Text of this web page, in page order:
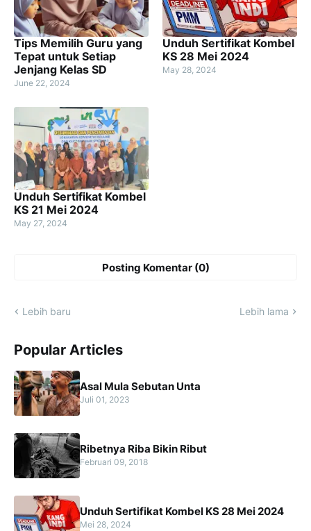
Tips Memilih Guru yang
Tepat untuk Setiap
Jenjang Kelas SD
June 22, 2024
Unduh Sertifikat Kombel
KS 28 Mei 2024
May 28, 2024
Unduh Sertifikat Kombel
KS 21 Mei 2024
May 27, 2024
Posting Komentar (0)
Lebih baru Lebih lama
Popular Articles
Asal Mula Sebutan Unta
Juli 01, 2023
Ribetnya Riba Bikin Ribut
Februari 09, 2018
Unduh Sertifikat Kombel KS 28 Mei 2024
Mei 28, 2024